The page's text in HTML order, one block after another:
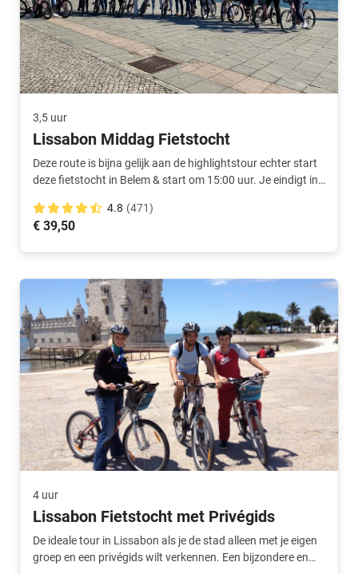
3,5 uur
Lissabon Middag Fietstocht
Deze route is bijna gelijk aan de highlightstour echter start
deze fietstocht in Belem & start om 15:00 uur. Je eindigt in
4.8 (471)
€ 39,50
4 uur
Lissabon Fietstocht met Privégids
De ideale tour in Lissabon als je de stad alleen met je eigen
groep en een privégids wilt verkennen. Een bijzondere en